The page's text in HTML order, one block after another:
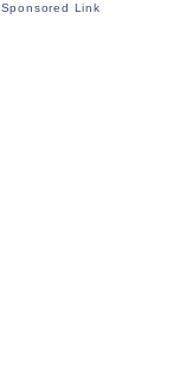
Sponsored Link